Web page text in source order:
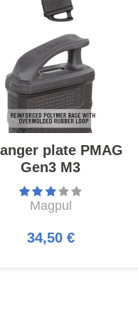
plate PMAG
Gen3 M3
Magpul
34,50 €